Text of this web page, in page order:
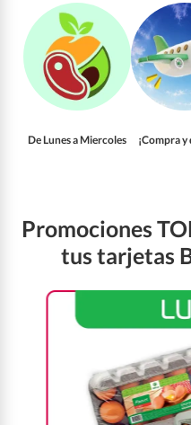
De Lunes a Miercoles ¡Compra y
Promociones
tus tarjetas